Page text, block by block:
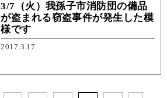
3/7（火）我孫子市消防団の備品
が盗まれる窃盗事件が発生した模
様です
2017.3.17